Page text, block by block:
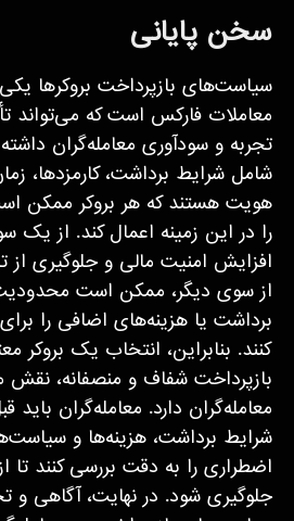
سخن پایانی
سیاست‌های بازپرداخت بروکرها
معاملات فارکس است که می‌تواند
تجربه و سودآوری معامله‌گران
شامل شرایط برداشت، کارمزدها،
هویت هستند که هر بروکر ممکن
را در این زمینه اعمال کند. از یک
افزایش امنیت مالی و جلوگیری از
از سوی دیگر، ممکن است
برداشت یا هزینه‌های اضافی را
کنند. بنابراین، انتخاب یک بروکر
بازپرداخت شفاف و منصفانه،
معامله‌گران دارد. معامله‌گران باید
شرایط برداشت، هزینه‌ها و
اضطراری را به دقت بررسی کنند تا
جلوگیری شود. در نهایت، آگاهی و